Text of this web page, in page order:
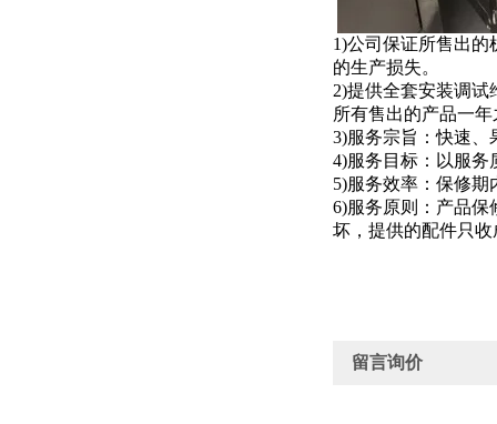
1)公司保证所售出
的生产损失。
2)提供全套安装调
所有售出的产品一
3)服务宗旨：快速
4)服务目标：以服务
5)服务效率：保修
6)服务原则：产品保
坏，提供的配件只
留言询价